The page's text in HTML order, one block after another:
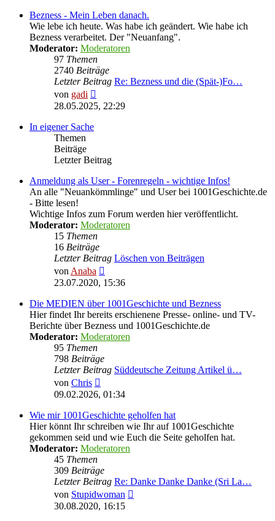
Bezness - Mein Leben danach.
Wie lebe ich heute. Was habe ich geändert. Wie habe ich
Bezness verarbeitet. Der "Neuanfang".
Moderator: Moderatoren
97 Themen
2740 Beiträge
Letzter Beitrag Re: Bezness und die (Spät-)Fo…
von gadi
Beitrag
28.05.2025, 22:29
In eigener Sache
Themen
Beiträge
Letzter Beitrag
Anmeldung als User - Forenregeln - wichtige Infos!
An alle "Neuankömmlinge" und User bei 1001Geschichte.de
- Bitte lesen!
Wichtige Infos zum Forum werden hier veröffentlicht.
Moderator: Moderatoren
15 Themen
16 Beiträge
Letzter Beitrag Löschen von Beiträgen
von Anaba
Beitrag
23.07.2020, 15:36
Die MEDIEN über 1001Geschichte und Bezness
Hier findet Ihr bereits erschienene Presse- online- und TV-
Berichte über Bezness und 1001Geschichte.de
Moderator: Moderatoren
95 Themen
798 Beiträge
Letzter Beitrag Süddeutsche Zeitung Artikel ü…
von Chris
Beitrag
09.02.2026, 01:34
Wie mir 1001Geschichte geholfen hat
Hier könnt Ihr schreiben wie Ihr auf 1001Geschichte
gekommen seid und wie Euch die Seite geholfen hat.
Moderator: Moderatoren
45 Themen
309 Beiträge
Letzter Beitrag Re: Danke Danke Danke (Sri La…
von Stupidwoman
30.08.2020, 16:15